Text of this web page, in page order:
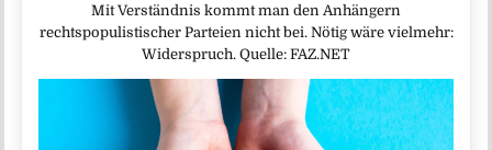
Mit Verständnis kommt man den Anhängern
rechtspopulistischer Parteien nicht bei. Nötig wäre vielmehr:
Widerspruch. Quelle: FAZ.NET